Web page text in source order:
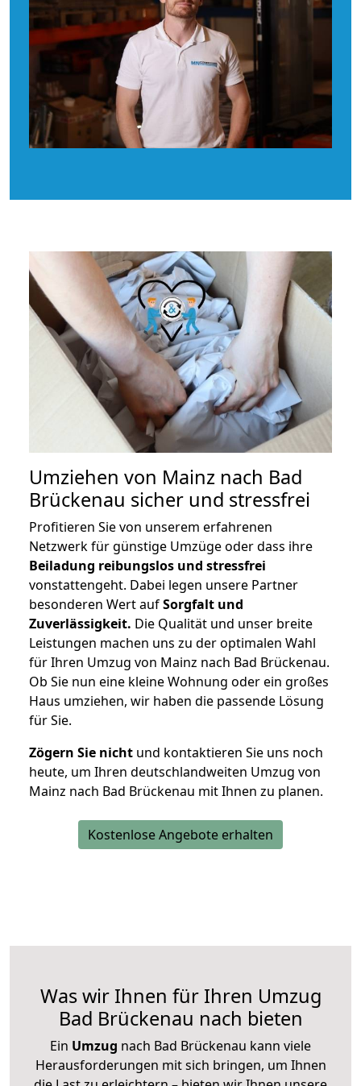
Umziehen von Mainz nach Bad
Brückenau sicher und stressfrei
Profitieren Sie von unserem erfahrenen
Netzwerk für günstige Umzüge oder dass ihre
Beiladung reibungslos und stressfrei
vonstattengeht. Dabei legen unsere Partner
besonderen Wert aufSorgfalt und
Zuverlässigkeit. Die Qualität und unser breite
Leistungen machen uns zu der optimalen Wahl
für Ihren Umzug von Mainz nach Bad Brückenau.
Ob Sie nun eine kleine Wohnung oder ein großes
Haus umziehen, wir haben die passende Lösung
für Sie.
Zögern Sie nicht und kontaktieren Sie uns noch
heute, um Ihren deutschlandweiten Umzug von
Mainz nach Bad Brückenau mit Ihnen zu planen.
Kostenlose Angebote erhalten
Was wir Ihnen für Ihren Umzug
Bad Brückenau nach bieten
Ein Umzug nach Bad Brückenau kann viele
Herausforderungen mit sich bringen, um Ihnen